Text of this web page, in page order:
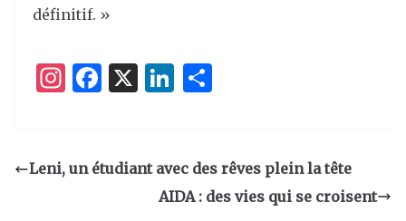
définitif. »
I
a
F
e
X
Li
e
dI
g
er
Leni, un étudiant avec des rêves plein la tête
AIDA : des vies qui se croisent